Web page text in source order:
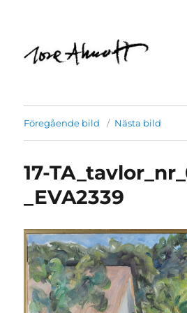
Föregående bild Nästa bild
17-
_EVA2339